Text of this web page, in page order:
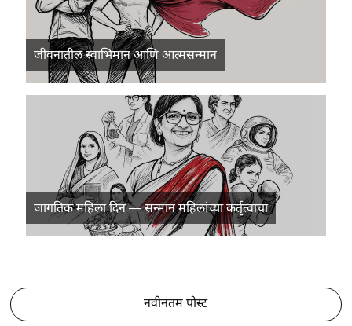
जीवनातील स्वाभिमान आणि आत्मसन्मान
जागतिक महिला दिन — सन्मान महिलांच्या कर्तृत्वाचा
नवीनतम पोस्ट